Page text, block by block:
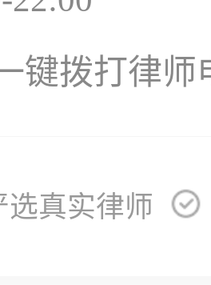
键拨打律师
选真实律师